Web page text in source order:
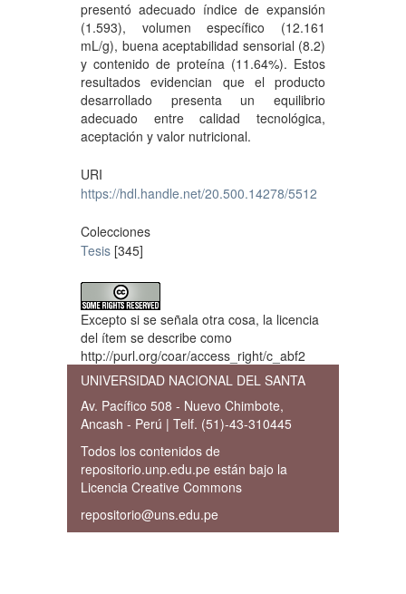
presentó adecuado índice de expansión
(1.593), volumen específico (12.161
mL/g), buena aceptabilidad sensorial (8.2)
y contenido de proteína (11.64%). Estos
resultados evidencian que el producto
desarrollado presenta un equilibrio
adecuado entre calidad tecnológica,
aceptación y valor nutricional.
URI
https://hdl.handle.net/20.500.14278/5512
Colecciones
Tesis [345]
Excepto si se señala otra cosa, la licencia
del ítem se describe como
http://purl.org/coar/access_right/c_abf2
UNIVERSIDAD NACIONAL DEL SANTA
Av. Pacífico 508 - Nuevo Chimbote,
Ancash - Perú | Telf. (51)-43-310445
Todos los contenidos de
repositorio.unp.edu.pe están bajo la
Licencia Creative Commons
repositorio@uns.edu.pe